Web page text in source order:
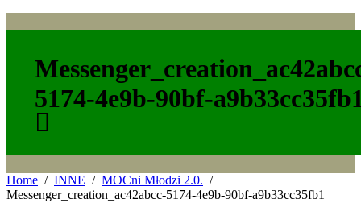
5174-4e9b-90bf-
Home INNE
MOCni Młodzi 2.0.
Messenger_creation_ac42abcc-5174-4e9b-90bf-a9b33cc35fb1